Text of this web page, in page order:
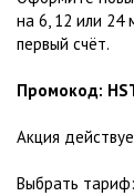
на 6, 12 или 24
первый счёт.
Промокод:
Акция
Выбрать